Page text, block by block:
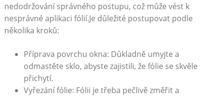
nedodržování správného postupu, ‍což může vést‌ k
‌nesprávné aplikaci fólií.Je důležité ⁣postupovat podle
⁢několika kroků:
Příprava povrchu​ okna: Důkladně‌ umyjte a​
odmastěte ⁣sklo, abyste zajistili, že fólie ⁤se skvěle
⁣přichytí.
Vyřezání​ fólie: ‌Fólii je třeba pečlivě změřit ‌a​